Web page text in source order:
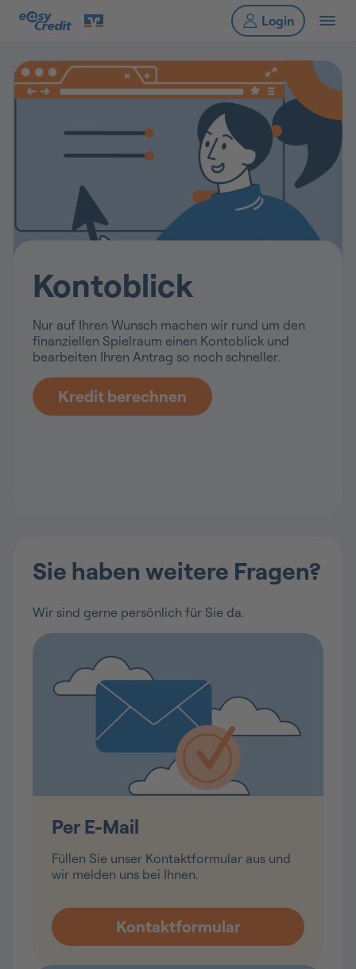
Kontoblick
Nur auf Ihren Wunsch machen wir rund um den
finanziellen Spielraum einen Kontoblick und
bearbeiten Ihren Antrag so noch schneller.
Kredit berechnen
Sie haben weitere Fragen?
Wir sind gerne persönlich für Sie da.
Per E-Mail
Füllen Sie unser Kontaktformular aus und
wir melden uns bei Ihnen.